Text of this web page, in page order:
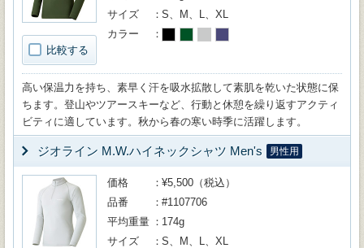
比較する
サイズ
S、M、L、XL
カラー
高い保温力を持ち、素早く汗を吸水拡散して素肌を乾いた状態に保
ちます。登山やツアースキーなど、行動と休憩を繰り返すアクティ
ビティに適しています。秋から春の寒い時季に活躍します。
ジオライン M.W.ハイネックシャツ Men's 男性用
価格
¥5,500（税込）
品番
#1107706
平均重量
174g
サイズ
S、M、L、XL